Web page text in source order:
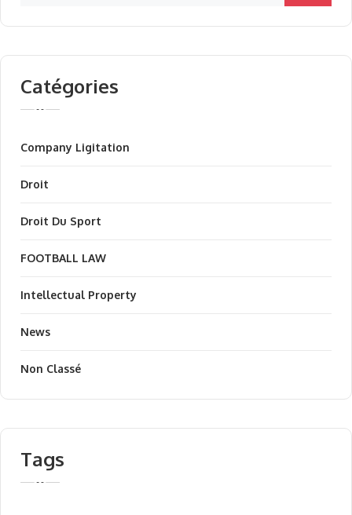
Catégories
Company Ligitation
Droit
Droit Du Sport
FOOTBALL LAW
Intellectual Property
News
Non Classé
Tags